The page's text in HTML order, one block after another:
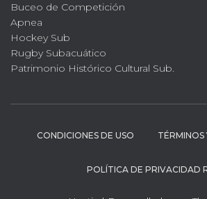
Buceo de Competición
Apnea
Hockey Sub
Rugby Subacuático
Patrimonio Histórico Cultural Sub.
CONDICIONES DE USO TÉRMINOS
POLÍTICA DE PRIVACIDAD